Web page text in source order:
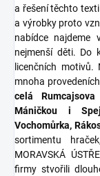
a řešení těchto
a výrobky proto
nabídce najdeme
nejmenší děti. Do
licenčních
mnoha
celá
Máničkou i
Vochomůrka,
sortimentu
MORAVSKÁ
firmy stvořili